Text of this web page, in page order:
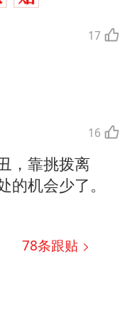
17
16
，靠挑拨离
的机会少了。
78条跟贴